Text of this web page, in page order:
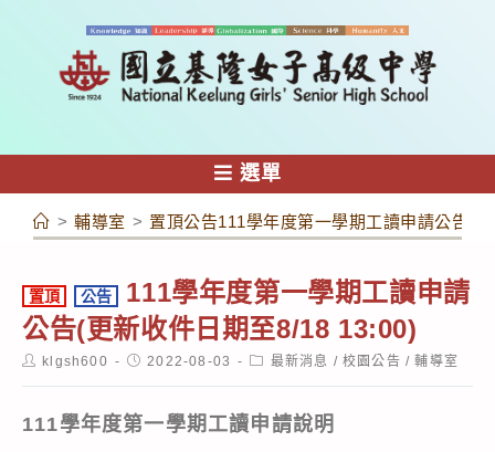
容
選單
> 輔導室 > 置頂公告111學年度第一學期工讀申請公告(
置頂 公告
111學年度第一學期工讀申請
公告(更新收件日期至8/18 13:00)
Postklgsh600
Post2022-08-03
Post最新消息 / 校園公告 / 輔導室
111學年度第一學期工讀申請說明